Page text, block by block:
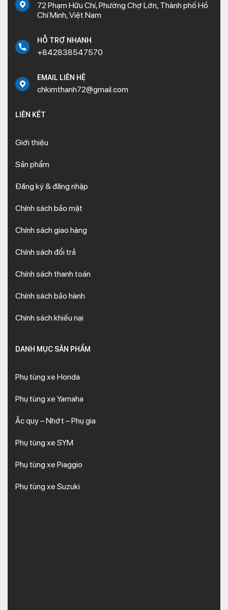
72 Phạm Hữu Chí, Phường Chợ Lớn, Thành phố Hồ
Chí Minh, Việt Nam
HỖ TRỢ NHANH
+842838547570
EMAIL LIÊN HỆ
chkimthanh72@gmail.com
LIÊN KẾT
Giới thiệu
Sản phẩm
Đăng ký & đăng nhập
Chính sách bảo mật
Chính sách giao hàng
Chính sách đổi trả
Chính sách thanh toán
Chính sách bảo hành
Chính sách khiếu nại
DANH MỤC SẢN PHẨM
Phụ tùng xe Honda
Phụ tùng xe Yamaha
Ắc quy – Nhớt – Phụ gia
Phụ tùng xe SYM
Phụ tùng xe Piaggio
Phụ tùng xe Suzuki